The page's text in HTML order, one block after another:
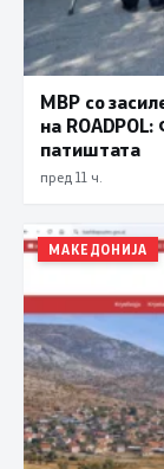
МВР со
на
патиштата
пред 11 ч.
МАКЕДОНИЈА